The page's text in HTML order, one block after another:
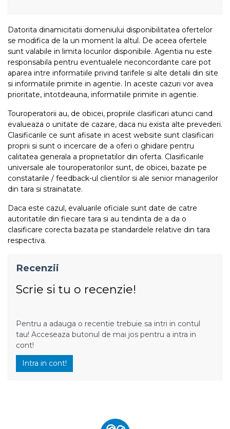
Datorita dinamicitatii domeniului disponibilitatea ofertelor
se modifica de la un moment la altul. De aceea ofertele
sunt valabile in limita locurilor disponibile. Agentia nu este
responsabila pentru eventualele neconcordante care pot
aparea intre informatiile privind tarifele si alte detalii din site
si informatiile primite in agentie. In aceste cazuri vor avea
prioritate, intotdeauna, informatiile primite in agentie.
Touroperatorii au, de obicei, propriile clasificari atunci cand
evalueaza o unitate de cazare, daca nu exista alte prevederi.
Clasificarile ce sunt afisate in acest website sunt clasificari
proprii si sunt o incercare de a oferi o ghidare pentru
calitatea generala a proprietatilor din oferta. Clasificarile
universale ale touroperatorilor sunt, de obicei, bazate pe
constatarile / feedback-ul clientilor si ale senior managerilor
din tara si strainatate.
Daca este cazul, evaluarile oficiale sunt date de catre
autoritatile din fiecare tara si au tendinta de a da o
clasificare corecta bazata pe standardele relative din tara
respectiva.
Recenzii
Scrie si tu o recenzie!
Pentru a adauga o recentie trebuie sa intri in contul
tau! Acceseaza butonul de mai jos pentru a intra in
cont!
Intra in cont!